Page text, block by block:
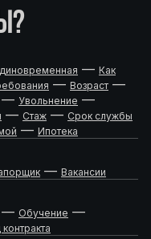
— Как
— Возраст —
— Увольнение —
— Стаж — Срок службы
— Ипотека
— Вакансии
— Обучение —